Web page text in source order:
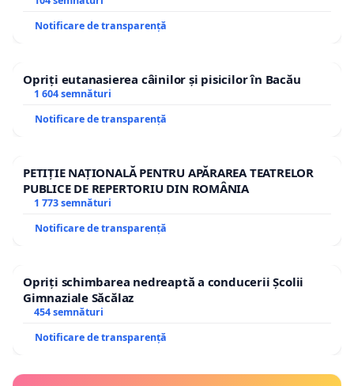
Notificare de transparență
Opriți eutanasierea câinilor și pisicilor în Bacău
1 604 semnături
Notificare de transparență
PETIȚIE NAȚIONALĂ PENTRU APĂRAREA TEATRELOR
PUBLICE DE REPERTORIU DIN ROMÂNIA
1 773 semnături
Notificare de transparență
Opriți schimbarea nedreaptă a conducerii Școlii
Gimnaziale Săcălaz
454 semnături
Notificare de transparență